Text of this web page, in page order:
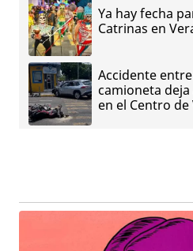
Ya hay fecha
Catrinas en
Accidente
camioneta
en el Centro de